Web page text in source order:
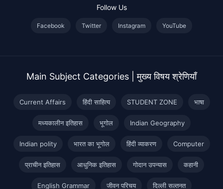
Follow Us
Facebook Twitter Instagram YouTube
Main Subject Categories | मुख्य विषय श्रेणियाँ
Current Affairs हिंदी साहित्य STUDENT ZONE भाषा
मध्यकालीन इतिहास भूगोल Indian Geography
Indian polity भारत का भूगोल हिंदी व्याकरण Computer
प्राचीन इतिहास आधुनिक इतिहास गोदान उपन्यास कहानी
English Grammar जीवन परिचय दिल्ली सल्तनत